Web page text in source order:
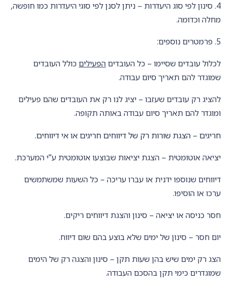
4. סינון לפי סוג היעדרות – ניתן לסנן לפי סוגי היעדרות כמו חופשה,
מחלה וכדומה.
5. פרמטרים נוספים:
לכלול עובדים שסיימו – כל העובדים הפעילים כולל העובדים
שמוגדר להם תאריך סיום עבודה.
להציג רק עובדים שעזבו – יציג לנו רק את העובדים שהם פעילים
ומוגדר להם תאריך סיום עבודה באותה תקופה.
חריגים – הצגת שורות רק של דיווחים חריגים או אי דיווחים.
יציאה אוטומטית – הצגת יציאות שבוצעו אוטומטית ע"י המערכת.
דיווחים שנוספו ידנית או עברו עריכה – כל השעות שמשתמשים
ערכו או הוסיפו.
חסר כניסה או יציאה – סינון והצגת דיווחים ריקים.
יום חסר – סינון של ימים שלא בוצע בהם שום דיווח.
הצג רק ימים שיש בהן שעות תקן – סינון והצגה רק של הימים
שמוגדרים כימי תקן בהסכם העבודה.